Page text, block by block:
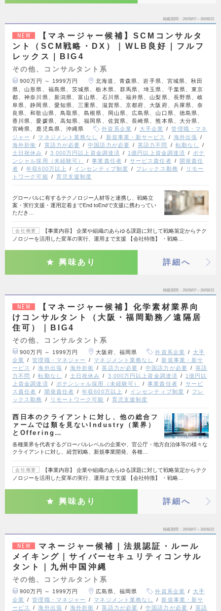
掲載期間 26/08/07～26/08/22
NEW
【マネージャー候補】SCMコンサルタ
ント（SCM戦略・DX）｜WLB良好｜フルフ
レックス｜BIG4
その他、コンサルタント系
900万円 ～ 1999万円
北海道、青森県、岩手県、宮城県、秋田
県、山形県、福島県、茨城県、栃木県、群馬県、埼玉県、千葉県、東京
都、神奈川県、新潟県、富山県、石川県、福井県、山梨県、長野県、岐
阜県、静岡県、愛知県、三重県、滋賀県、京都府、大阪府、兵庫県、奈
良県、和歌山県、鳥取県、島根県、岡山県、広島県、山口県、徳島県、
香川県、愛媛県、高知県、福岡県、佐賀県、長崎県、熊本県、大分県、
宮崎県、鹿児島県、沖縄県
外資系企業 大手企業
管理職・マネ
ジャー
マネジメント業務なし 新規事業・新サービス
海外出張
海外折衝
英語力が必要 中国語力が必要 英語力不問
転勤なし
土日祝休み
3,000万円以上資金調達済 1億円以上資金調達済
ポテ
ンシャル採用（未経験可）
事業責任者 サービス責任者
開発責任
者
年収600万以上 インセンティブ制度 フレックス勤務
リモー
トワーク可能
育児支援制度
グローバルに有するテクノロジー人材等と連携し、戦略立
案・実行支援・運用定着までEnd toEndで支援に携わってい
ただき…
会社概要
【事業内容】 企業や組織のあらゆる課題に対して戦略策定からテク
ノロジーを活用した変革の実行、運用まで支援 【会社特徴】 ・戦略…
興味あり 詳細へ
掲載期間 26/08/07～26/08/22
NEW
【マネージャー候補】化学素材業界向
けコンサルタント（大阪・福岡勤務／遠隔居
住可）｜BIG4
その他、コンサルタント系
900万円 ～ 1999万円 大阪府、福岡県 外資系企業
大手
企業
管理職・マネジャー マネジメント業務なし
新規事業・新サ
ービス
海外出張 海外折衝 英語力が必要 中国語力が必要
英語
力不問
転勤なし 土日祝休み 3,000万円以上資金調達済
1億円以
上資金調達済
ポテンシャル採用（未経験可） 事業責任者
サービ
ス責任者
開発責任者 年収600万以上 インセンティブ制度
フレ
ックス勤務
リモートワーク可能 育児支援制度
西日本のクライアントに対し、他の総合フ
ァームでは類を見ないIndustry（業界）
とOffering…
各種業界を代表するグローバルレベルの企業や、官公庁・地方自治体等の様々な
クライアントに対し、経営戦略、新規事業開発、各種…
会社概要
【事業内容】 企業や組織のあらゆる課題に対して戦略策定からテク
ノロジーを活用した変革の実行、運用まで支援 【会社特徴】 ・戦略…
興味あり 詳細へ
掲載期間 26/08/07～26/08/22
NEW
マネージャー候補｜法規認証・ルール
メイキング｜サイバーセキュリティコンサル
タント｜九州中国沖縄
その他、コンサルタント系
900万円 ～ 1999万円 広島県、福岡県 外資系企業
大手
企業
管理職・マネジャー マネジメント業務なし
新規事業・新サ
ービス
海外出張 海外折衝 英語力が必要 中国語力が必要 英語